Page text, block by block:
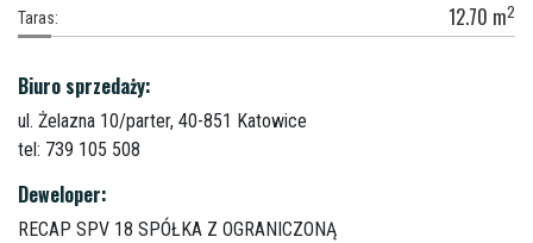
Taras: 12.70 m2
Biuro sprzedaży:
ul. Żelazna 10/parter, 40-851 Katowice
tel: 739 105 508
Deweloper:
RECAP SPV 18 SPÓŁKA Z OGRANICZONĄ